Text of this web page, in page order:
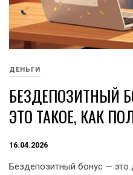
ДЕНЬГИ
БЕЗДЕПОЗИТНЫЙ
ЭТО ТАКОЕ, КАК
16.04.2026
Бездепозитный бонус — это